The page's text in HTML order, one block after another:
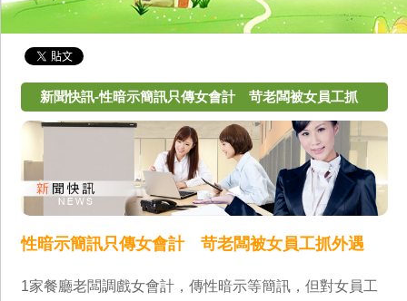
新聞快訊-性暗示簡訊只傳女會計 苛老闆被女員工抓
外遇
性暗示簡訊只傳女會計 苛老闆被女員工抓外遇
1家餐廳老闆調戲女會計，傳性暗示等簡訊，但對女員工